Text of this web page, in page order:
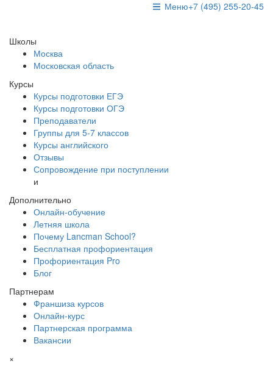
+7 (495) 255-20-45
Меню
Школы
Москва
Московская область
Курсы
Курсы подготовки ЕГЭ
Курсы подготовки ОГЭ
Преподаватели
Группы для 5-7 классов
Курсы английского
Отзывы
Сопровождение при поступлении
и
Дополнительно
Онлайн-обучение
Летняя школа
Почему Lancman School?
Бесплатная профориентация
Профориентация Pro
Блог
Партнерам
Франшиза курсов
Онлайн-курс
Партнерская программа
Вакансии
×